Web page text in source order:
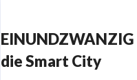
die Smart City